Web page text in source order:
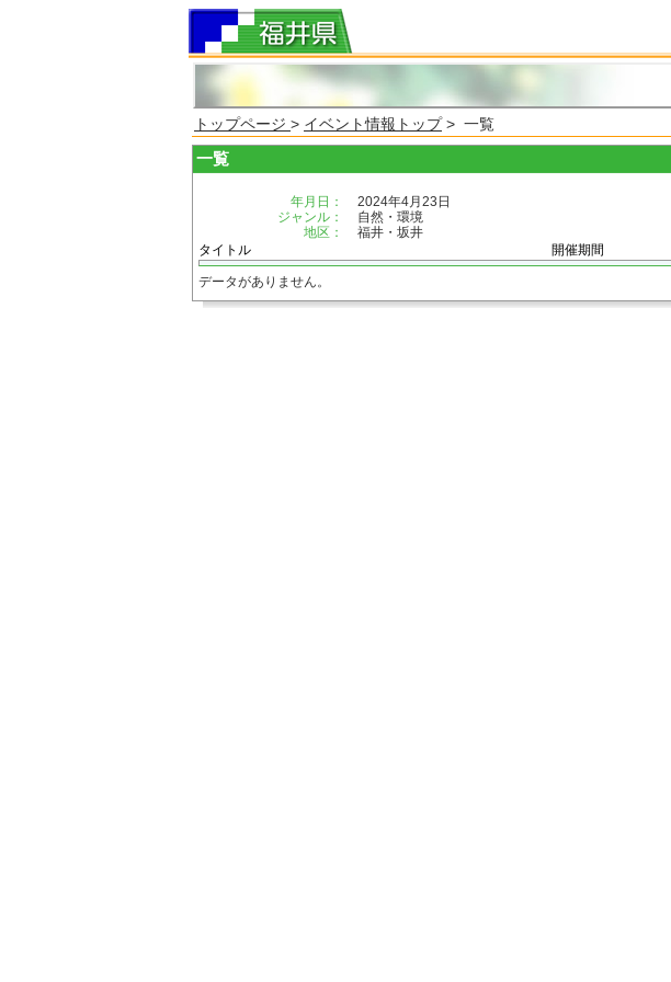
トップページ > イベント情報トップ> 一覧
一覧
年月日：
2024年4月23日
ジャンル：
自然・環境
地区：
福井・坂井
タイトル
開催期間
データがありません。